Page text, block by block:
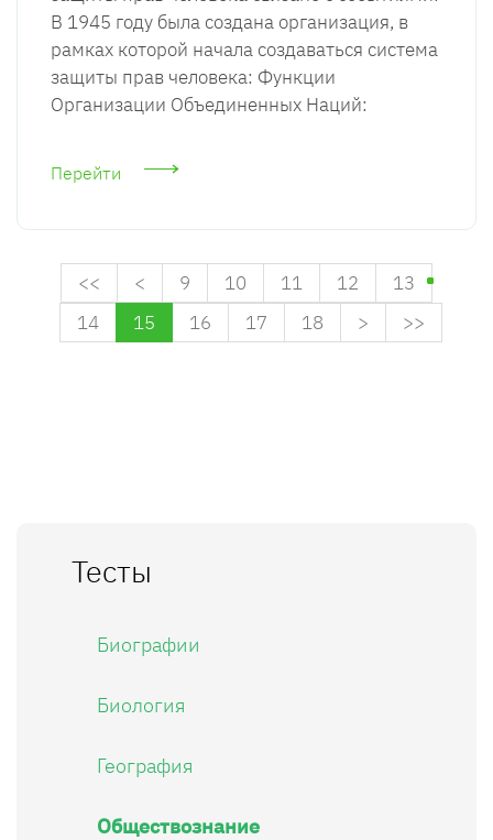
В 1945 году была создана организация, в
рамках которой начала создаваться система
защиты прав человека: Функции
Организации Объединенных Наций:
Перейти
<< < 9 10 11 12
13
14
15 16 17 18 > >>
Тесты
Биографии
Биология
География
Обществознание